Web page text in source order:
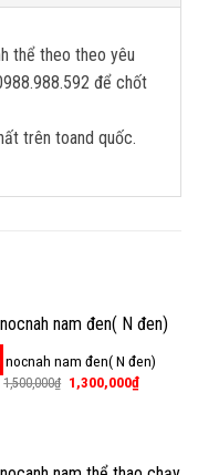
thể theo theo yêu
để chốt
trên toand quốc.
nam đen( N đen)
1,500,000₫ Giá
gốc
1,300,000₫Giá
hiện